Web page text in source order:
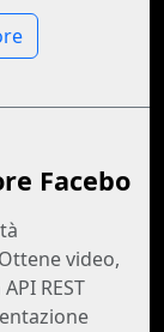
Facebo
video,
REST